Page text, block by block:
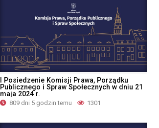
I Posiedzenie Komisji Prawa, Porządku
Publicznego i Spraw Społecznych w dniu 21
maja 2024 r.
809 dni 5 godzin temu 1301